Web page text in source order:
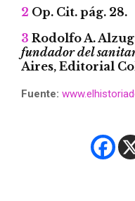
2 Op. Cit. pág. 28.
3 Rodolfo A.
fundador del
Aires, Editorial
Fuente: